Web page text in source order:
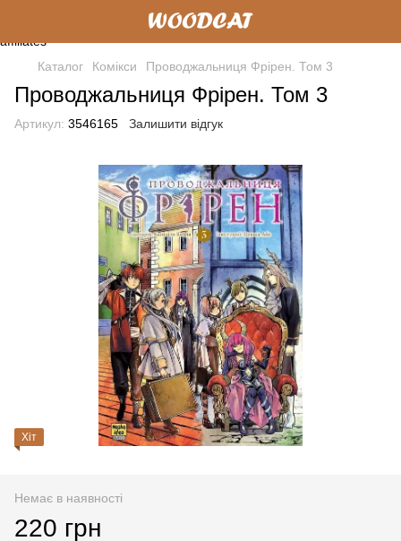
Каталог Комікси Проводжальниця Фрірен. Том 3
Проводжальниця Фрірен. Том 3
Артикул: 3546165 Залишити відгук
Хіт
Немає в наявності
220 грн